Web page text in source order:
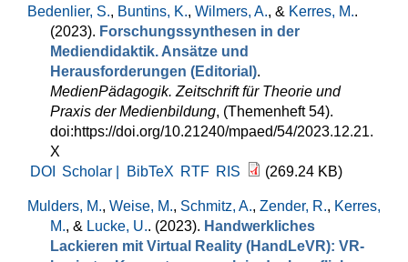
Bedenlier, S., Buntins, K., Wilmers, A., & Kerres, M..
(2023). Forschungssynthesen in der
Mediendidaktik. Ansätze und
Herausforderungen (Editorial).
MedienPädagogik. Zeitschrift für Theorie und
Praxis der Medienbildung, (Themenheft 54).
doi:https://doi.org/10.21240/mpaed/54/2023.12.21.
X
DOI
Scholar | BibTeX RTF RIS (269.24 KB)
Mulders, M., Weise, M., Schmitz, A., Zender, R., Kerres,
M., & Lucke, U.. (2023). Handwerkliches
Lackieren mit Virtual Reality (HandLeVR): VR-